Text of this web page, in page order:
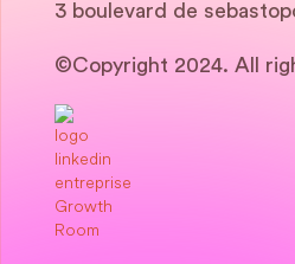
3 boulevard de
©Copyright 2024. All